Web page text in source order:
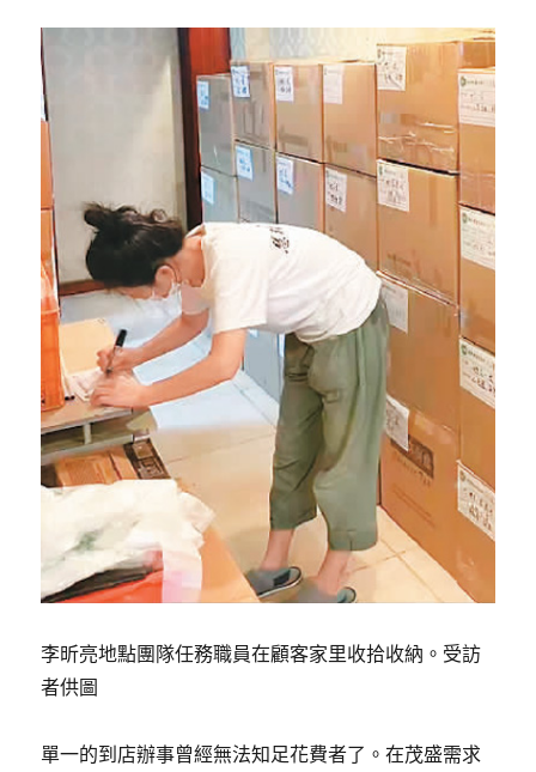
李昕亮地點團隊任務職員在顧客家里收拾收納。受訪
者供圖
單一的到店辦事曾經無法知足花費者了。在茂盛需求